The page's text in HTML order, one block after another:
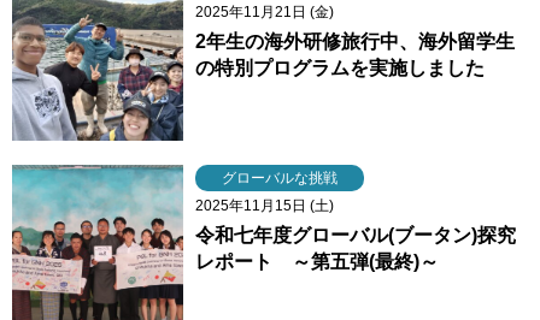
2025年11月21日 (金)
2年生の海外研修旅行中、海外留学生
の特別プログラムを実施しました
グローバルな挑戦
2025年11月15日 (土)
令和七年度グローバル(ブータン)探究
レポート ～第五弾(最終)～